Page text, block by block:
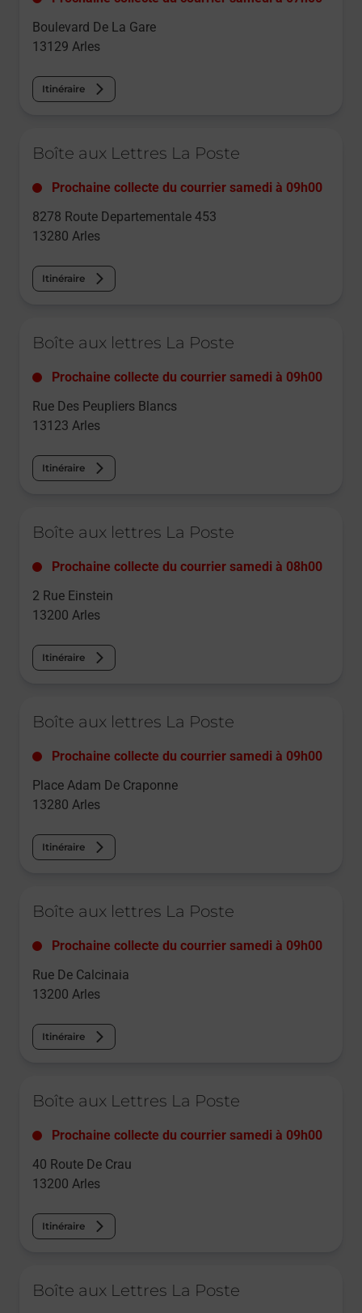
Boulevard De La Gare
13129 Arles
Itinéraire
Boîte aux Lettres La Poste
Prochaine collecte du courrier samedi à 09h00
8278 Route Departementale 453
13280 Arles
Itinéraire
Boîte aux lettres La Poste
Prochaine collecte du courrier samedi à 09h00
Rue Des Peupliers Blancs
13123 Arles
Itinéraire
Boîte aux lettres La Poste
Prochaine collecte du courrier samedi à 08h00
2 Rue Einstein
13200 Arles
Itinéraire
Boîte aux lettres La Poste
Prochaine collecte du courrier samedi à 09h00
Place Adam De Craponne
13280 Arles
Itinéraire
Boîte aux lettres La Poste
Prochaine collecte du courrier samedi à 09h00
Rue De Calcinaia
13200 Arles
Itinéraire
Boîte aux Lettres La Poste
Prochaine collecte du courrier samedi à 09h00
40 Route De Crau
13200 Arles
Itinéraire
Boîte aux Lettres La Poste